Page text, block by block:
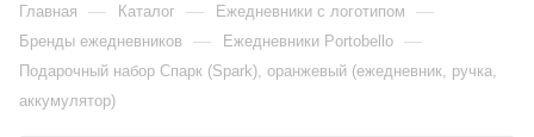
Главная — Каталог — Ежедневники c логотипом —
Бренды ежедневников — Ежедневники Portobello —
Подарочный набор Спарк (Spark), оранжевый (ежедневник, ручка,
аккумулятор)